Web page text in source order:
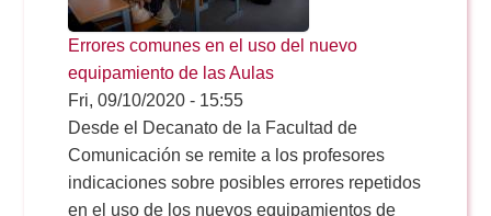
Doble Grado PER/CAV
Comunicación Audiovisual
Doble Grado PER/CAV
#YoPractico
Boletines
Errores comunes en el uso del nuevo
equipamiento de las Aulas
Fri, 09/10/2020 - 15:55
Desde el Decanato de la Facultad de
Comunicación se remite a los profesores
indicaciones sobre posibles errores repetidos
en el uso de los nuevos equipamientos de